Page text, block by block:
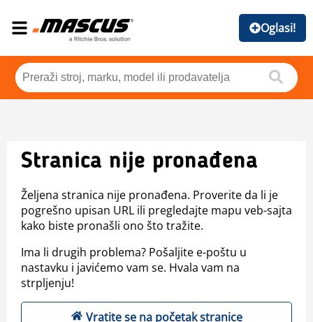
Oglasi!
Stranica nije pronađena
Željena stranica nije pronađena. Proverite da li je
pogrešno upisan URL ili pregledajte mapu veb-sajta
kako biste pronašli ono što tražite.
Ima li drugih problema? Pošaljite e-poštu u
nastavku i javićemo vam se. Hvala vam na
strpljenju!
Vratite se na početak stranice